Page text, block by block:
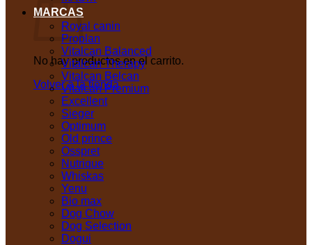
No hay productos en el carrito.
Volver a la tienda
MARCAS
Royal canin
Proplan
Vitalcan Balanced
Vitalcan Therapy
Vitalcan Belcan
Vitalcan Premium
Excellent
Sieger
Optimum
Old prince
Osspret
Nutrique
Whiskas
Yenu
Bio max
Dog Chow
Dog Selection
Dogui